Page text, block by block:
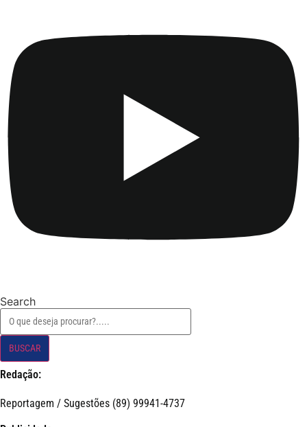
Search
BUSCAR
Redação:
Reportagem / Sugestões (89) 99941-4737